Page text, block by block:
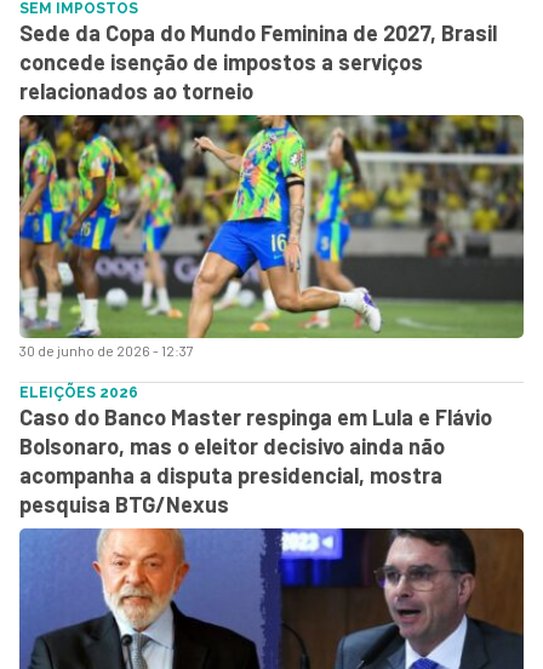
30 de junho de 2026 - 12:37
SEM IMPOSTOS
Sede da Copa do Mundo Feminina de 2027, Brasil
concede isenção de impostos a serviços
relacionados ao torneio
ELEIÇÕES 2026
Caso do Banco Master respinga em Lula e Flávio
Bolsonaro, mas o eleitor decisivo ainda não
acompanha a disputa presidencial, mostra
pesquisa BTG/Nexus